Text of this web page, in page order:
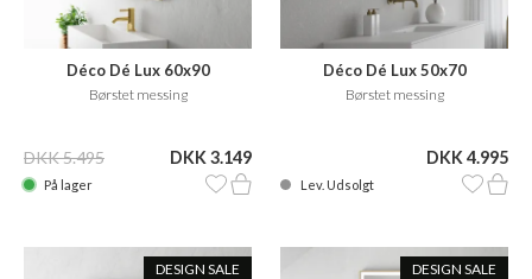
Déco Dé Lux 60x90
Børstet messing
DKK 5.495 DKK 3.149
På lager
Déco Dé Lux 50x70
Børstet messing
DKK 4.995
Lev. Udsolgt
DESIGN SALE DESIGN SALE